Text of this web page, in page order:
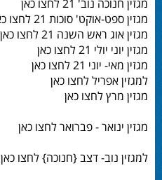
מגזין חנוכה נוב' 21 לחצו כאן
מגזין ספט-אוקט' סוכות 21 לחצו כאן
מגזין אוג ראש השנה 21 לחצו כאן
מגזין יוני יולי 21 לחצו כאן
מגזין מאי- יוני 21 לחצו כאן
למגזין אפריל לחצו כאן
מגזין מרץ לחצו כאן
מגזין ינואר - פברואר לחצו כאן
למגזין נוב- דצב {חנוכה} לחצו כאן